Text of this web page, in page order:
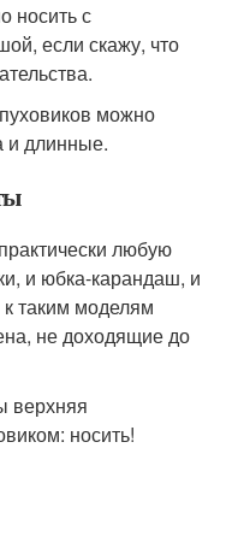
носить с
если скажу, что
можно
и длинные.
любую
и юбка-карандаш, и
таким моделям
не доходящие до